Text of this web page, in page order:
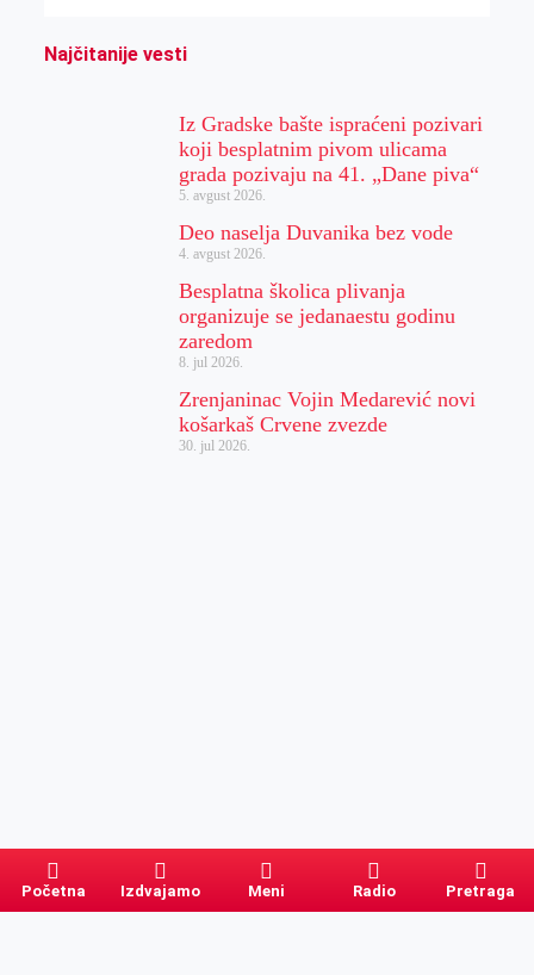
Najčitanije vesti
Iz Gradske bašte ispraćeni pozivari
koji besplatnim pivom ulicama
grada pozivaju na 41. „Dane piva“
5. avgust 2026.
Deo naselja Duvanika bez vode
4. avgust 2026.
Besplatna školica plivanja
organizuje se jedanaestu godinu
zaredom
8. jul 2026.
Zrenjaninac Vojin Medarević novi
košarkaš Crvene zvezde
30. jul 2026.
Početna Izdvajamo Meni Radio Pretraga